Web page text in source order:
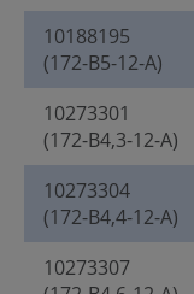
10188195
(172-B5-12-A)
10273301
(172-B4,3-12-A)
10273304
(172-B4,4-12-A)
10273307